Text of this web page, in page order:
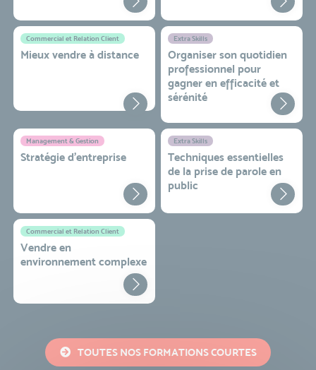
Commercial et Relation Client
Mieux vendre à distance
Extra Skills
Organiser son quotidien
professionnel pour
gagner en efficacité et
sérénité
Management & Gestion
Stratégie d’entreprise
Extra Skills
Techniques essentielles
de la prise de parole en
public
Commercial et Relation Client
Vendre en
environnement complexe
TOUTES NOS FORMATIONS COURTES